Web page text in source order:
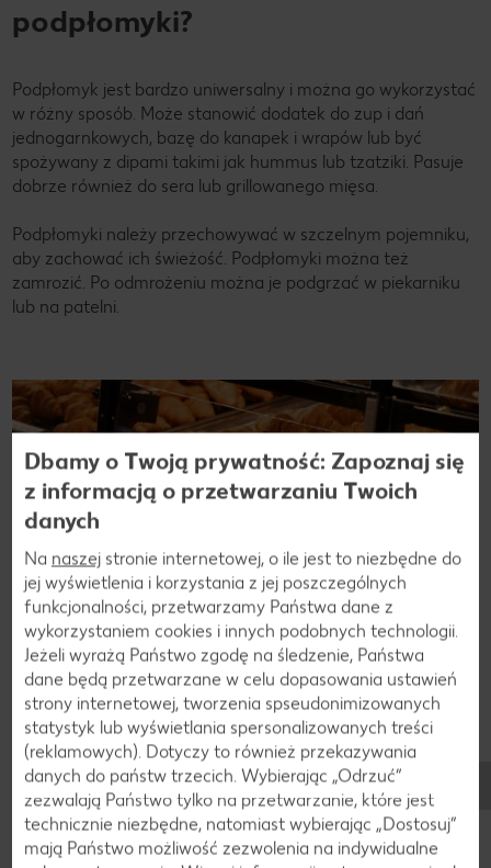
podpłomyki?
Podpłomyk jest bardzo uniwersalny i można go wykorzystać
w różny sposób. Może stanowić dodatek do zup i dań
jednogarnkowych, bazę do kanapek i wrapów lub być
spożywany z dipami takimi jak hummus lub tzatziki. Pasuje
dobrze również do sera lub grillowanego mięsa.
Podpłomyki należy przechowywać w szczelnym pojemniku,
aby zachować ich świeżość. Podpłomyki można też
zamrozić. Po odmrożeniu można je podgrzać w piekarniku
lub na patelni.
Odkryj naszą bogatą ofertę pieczywa!
W sklepach Kaufland podpłomyki są dostępne przez cały
rok. W naszej piekarni świeżość wypieków ma priorytet.
Dzięki oferowanej przez Kaufland gwarancji świeżości
zapewniamy taką jakość, która jest nie tylko widoczna, ale
także odczuwalna w smaku.
Dowiedz się więcej
Dbamy o Twoją prywatność: Zapoznaj się
z informacją o przetwarzaniu Twoich
danych
Na naszej stronie internetowej, o ile jest to niezbędne do
jej wyświetlenia i korzystania z jej poszczególnych
funkcjonalności, przetwarzamy Państwa dane z
wykorzystaniem cookies i innych podobnych technologii.
Jeżeli wyrażą Państwo zgodę na śledzenie, Państwa
dane będą przetwarzane w celu dopasowania ustawień
strony internetowej, tworzenia spseudonimizowanych
statystyk lub wyświetlania spersonalizowanych treści
(reklamowych). Dotyczy to również przekazywania
danych do państw trzecich. Wybierając „Odrzuć“
zezwalają Państwo tylko na przetwarzanie, które jest
technicznie niezbędne, natomiast wybierając „Dostosuj”
mają Państwo możliwość zezwolenia na indywidualne